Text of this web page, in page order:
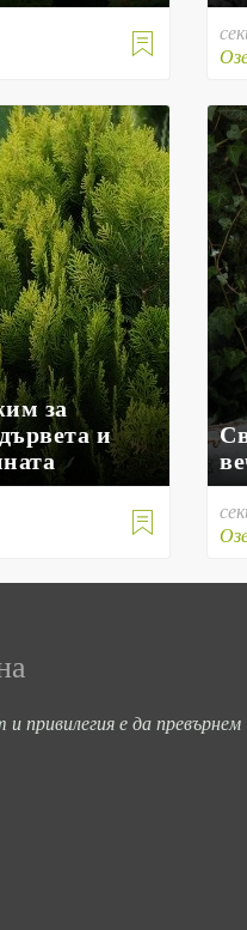

за
и

привилегия е да превърнем